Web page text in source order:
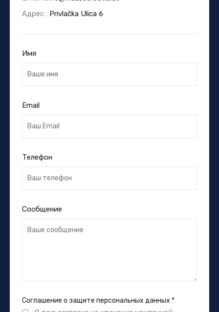
Адрес : Privlačka Ulica 6
Имя
Email
Телефон
Сообщение
Соглашение о защите персональных данных *